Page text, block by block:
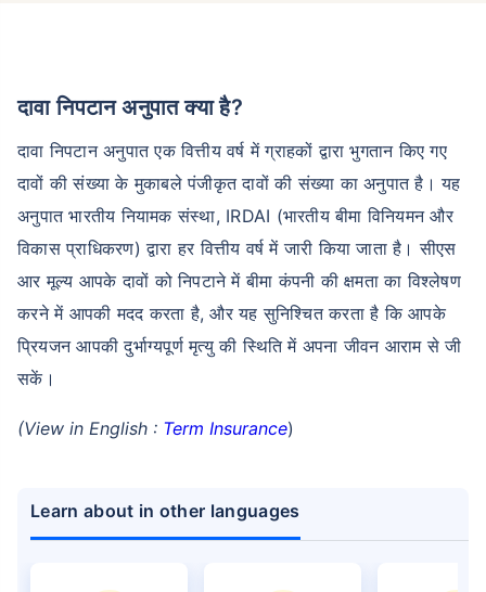
दावा निपटान अनुपात क्या है?
दावा निपटान अनुपात एक वित्तीय वर्ष में ग्राहकों द्वारा भुगतान किए गए
दावों की संख्या के मुकाबले पंजीकृत दावों की संख्या का अनुपात है। यह
अनुपात भारतीय नियामक संस्था, IRDAI (भारतीय बीमा विनियमन और
विकास प्राधिकरण) द्वारा हर वित्तीय वर्ष में जारी किया जाता है। सीएस
आर मूल्य आपके दावों को निपटाने में बीमा कंपनी की क्षमता का विश्लेषण
करने में आपकी मदद करता है, और यह सुनिश्चित करता है कि आपके
प्रियजन आपकी दुर्भाग्यपूर्ण मृत्यु की स्थिति में अपना जीवन आराम से जी
सकें।
(View in English : Term Insurance)
Learn about in other languages